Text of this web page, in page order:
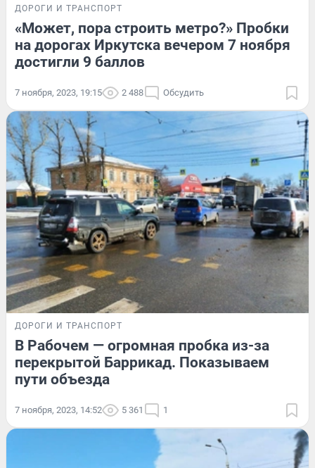
ДОРОГИ И ТРАНСПОРТ
«Может, пора строить метро?» Пробки
на дорогах Иркутска вечером 7 ноября
достигли 9 баллов
7 ноября, 2023, 19:15 2 488 Обсудить
ДОРОГИ И ТРАНСПОРТ
В Рабочем — огромная пробка из-за
перекрытой Баррикад. Показываем
пути объезда
7 ноября, 2023, 14:52 5 361 1